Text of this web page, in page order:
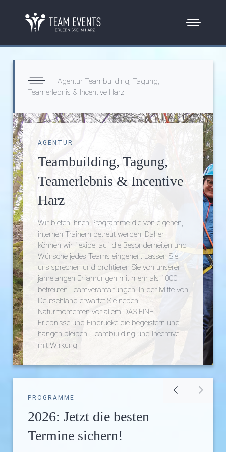
Agentur Teambuilding, Tagung,
Teamerlebnis & Incentive Harz
AGENTUR
Teambuilding, Tagung,
Teamerlebnis & Incentive
Harz
Wir bieten Ihnen Programme die von eigenen,
internen Trainern betreut werden. Daher
können wir flexibel auf die Besonderheiten und
Wünsche jedes Teams eingehen. Lassen Sie
uns sprechen und profitieren Sie von unseren
jahrelangen Erfahrungen mit mehr als 1000
betreuten Teamverantaltungen. In der Mitte von
Deutschland erwartet Sie neben
Naturmomenten vor allem DAS EINE:
Erlebnisse und Eindrücke die begeistern und
hängen bleiben. Teambuilding und Incentive
mit Wirkung!
Mehr erfahren
PROGRAMME
2026: Jetzt die besten
Termine sichern!
Exklusive Teamchallenges im
Harz!
Ein Incentive im Harz:
Genuss und Erleben pur!